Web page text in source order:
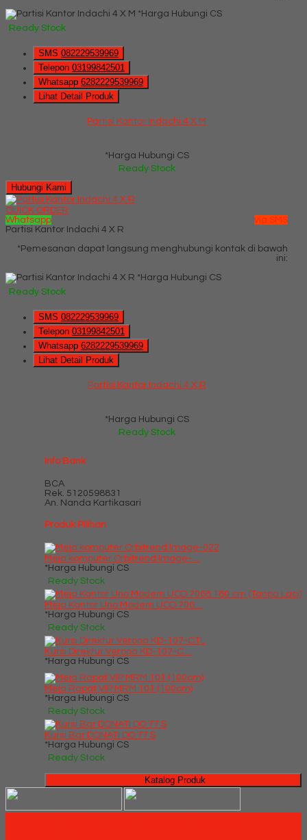
*Harga Hubungi CS
Ready Stock
SMS 082229539969
Telepon 03199842501
Whatsapp 6282229539969
Lihat Detail Produk
Partisi Kantor Indachi 4 X M
*Harga Hubungi CS
Ready Stock
Hubungi Kami
QUICK ORDER
Whatsapp
via SMS
Partisi Kantor Indachi 4 X R
*Pemesanan dapat langsung menghubungi kontak di bawah
ini:
*Harga Hubungi CS
Ready Stock
SMS 082229539969
Telepon 03199842501
Whatsapp 6282229539969
Lihat Detail Produk
Partisi Kantor Indachi 4 X R
*Harga Hubungi CS
Ready Stock
Info Bank
BCA
Rek. 5120598831
An. Nanda Kartikasari
Produk Pilihan
Meja komputer Orbitrend Image-....
*Harga Hubungi CS
Ready Stock
Meja Kantor Uno Modern UOD 706....
*Harga Hubungi CS
Ready Stock
Kursi Direktur Verona KD-107-C....
*Harga Hubungi CS
Meja Rapat VIP MRM 101 (100cm)
*Harga Hubungi CS
Ready Stock
Kursi Bar DONATI DO 77 S
*Harga Hubungi CS
Ready Stock
Katalog Produk